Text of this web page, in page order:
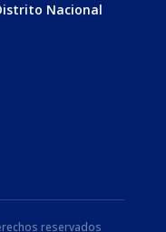
Nacional
reservados